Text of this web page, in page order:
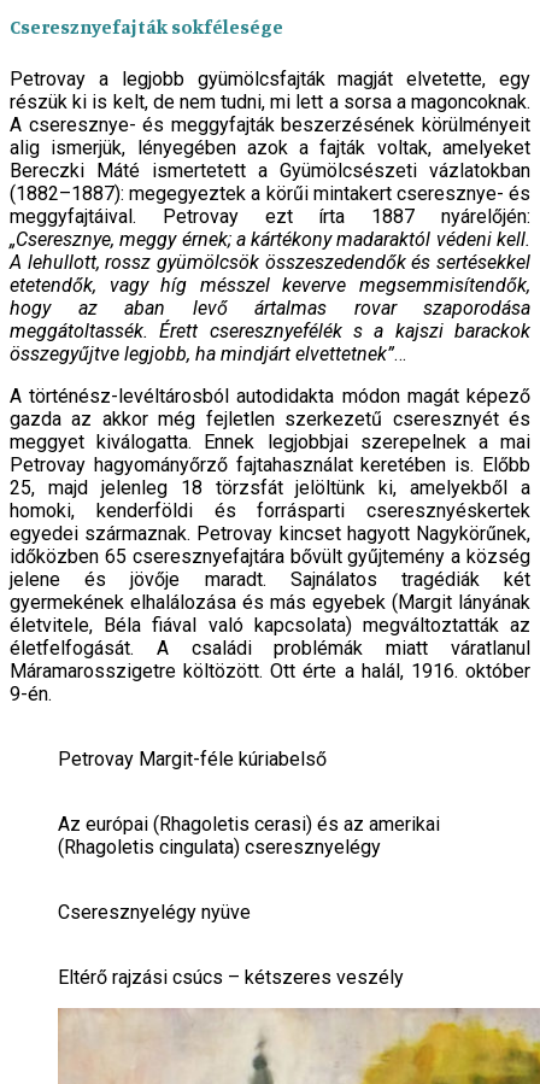
Cseresznyefajták sokfélesége
Petrovay a legjobb gyümölcsfajták magját elvetette, egy
részük ki is kelt, de nem tudni, mi lett a sorsa a magoncoknak.
A cseresznye- és meggyfajták beszerzésének körülményeit
alig ismerjük, lényegében azok a fajták voltak, amelyeket
Bereczki Máté ismertetett a Gyümölcsészeti vázlatokban
(1882–1887): megegyeztek a körűi mintakert cseresznye- és
meggyfajtáival. Petrovay ezt írta 1887 nyárelőjén:
„Cseresznye, meggy érnek; a kártékony madaraktól védeni kell.
A lehullott, rossz gyümölcsök összeszedendők és sertésekkel
etetendők, vagy híg mésszel keverve megsemmisítendők,
hogy az aban levő ártalmas rovar szaporodása
meggátoltassék. Érett cseresznyefélék s a kajszi barackok
összegyűjtve legjobb, ha mindjárt elvettetnek”…
A történész-levéltárosból autodidakta módon magát képező
gazda az akkor még fejletlen szerkezetű cseresznyét és
meggyet kiválogatta. Ennek legjobbjai szerepelnek a mai
Petrovay hagyományőrző fajtahasználat keretében is. Előbb
25, majd jelenleg 18 törzsfát jelöltünk ki, amelyekből a
homoki, kenderföldi és forrásparti cseresznyéskertek
egyedei származnak. Petrovay kincset hagyott Nagykörűnek,
időközben 65 cseresznyefajtára bővült gyűjtemény a község
jelene és jövője maradt. Sajnálatos tragédiák két
gyermekének elhalálozása és más egyebek (Margit lányának
életvitele, Béla fiával való kapcsolata) megváltoztatták az
életfelfogását. A családi problémák miatt váratlanul
Máramarosszigetre költözött. Ott érte a halál, 1916. október
9-én.
Petrovay Margit-féle kúriabelső
Az európai (Rhagoletis cerasi) és az amerikai
(Rhagoletis cingulata) cseresznyelégy
Cseresznyelégy nyüve
Eltérő rajzási csúcs – kétszeres veszély